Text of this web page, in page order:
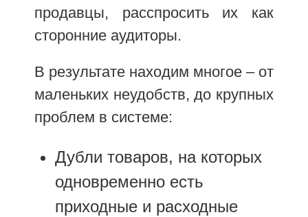
продавцы, расспросить их как
сторонние аудиторы.
В результате находим многое – от
маленьких неудобств, до крупных
проблем в системе:
Дубли товаров, на которых
одновременно есть
приходные и расходные